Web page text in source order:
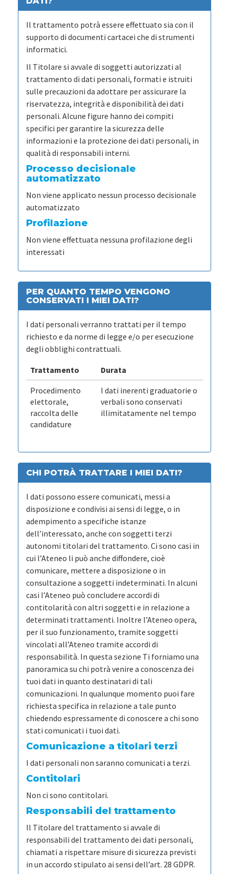
Il trattamento potrà essere effettuato sia con il
supporto di documenti cartacei che di strumenti
informatici.
Il Titolare si avvale di soggetti autorizzati al
trattamento di dati personali, formati e istruiti
sulle precauzioni da adottare per assicurare la
riservatezza, integrità e disponibilità dei dati
personali. Alcune figure hanno dei compiti
specifici per garantire la sicurezza delle
informazioni e la protezione dei dati personali, in
qualità di responsabili interni.
Processo decisionale
automatizzato
Non viene applicato nessun processo decisionale
automatizzato
Profilazione
Non viene effettuata nessuna profilazione degli
interessati
PER QUANTO TEMPO VENGONO
CONSERVATI I MIEI DATI?
I dati personali verranno trattati per il tempo
richiesto e da norme di legge e/o per esecuzione
degli obblighi contrattuali.
Trattamento
Durata
Procedimento
elettorale,
raccolta delle
candidature
I dati inerenti graduatorie o
verbali sono conservati
illimitatamente nel tempo
CHI POTRÀ TRATTARE I MIEI DATI?
I dati possono essere comunicati, messi a
disposizione e condivisi ai sensi di legge, o in
adempimento a specifiche istanze
dell’interessato, anche con soggetti terzi
autonomi titolari del trattamento. Ci sono casi in
cui l’Ateneo li può anche diffondere, cioè
comunicare, mettere a disposizione o in
consultazione a soggetti indeterminati. In alcuni
casi l’Ateneo può concludere accordi di
contitolarità con altri soggetti e in relazione a
determinati trattamenti. Inoltre l’Ateneo opera,
per il suo funzionamento, tramite soggetti
vincolati all’Ateneo tramite accordi di
responsabilità. In questa sezione Ti forniamo una
panoramica su chi potrà venire a conoscenza dei
tuoi dati in quanto destinatari di tali
comunicazioni. In qualunque momento puoi fare
richiesta specifica in relazione a tale punto
chiedendo espressamente di conoscere a chi sono
stati comunicati i tuoi dati.
Comunicazione a titolari terzi
I dati personali non saranno comunicati a terzi.
Contitolari
Non ci sono contitolari.
Responsabili del trattamento
Il Titolare del trattamento si avvale di
responsabili del trattamento dei dati personali,
chiamati a rispettare misure di sicurezza previsti
in un accordo stipulato ai sensi dell’art. 28 GDPR.